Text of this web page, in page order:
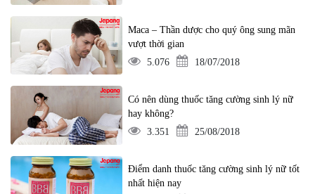
Maca – Thần dược cho quý ông sung mãn
vượt thời gian
5.076
18/07/2018
Có nên dùng thuốc tăng cường sinh lý nữ
hay không?
3.351
25/08/2018
Điểm danh thuốc tăng cường sinh lý nữ tốt
nhất hiện nay